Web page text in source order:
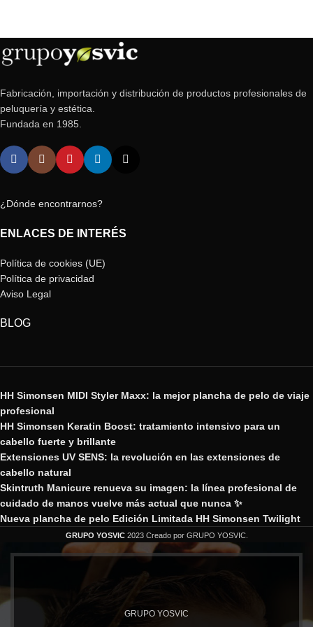
Fabricación, importación y distribución de productos profesionales de
peluquería y estética.
Fundada en 1985.
¿Dónde encontrarnos?
ENLACES DE INTERÉS
Política de cookies (UE)
Política de privacidad
Aviso Legal
BLOG
HH Simonsen MIDI Styler Maxx: la mejor plancha de pelo de viaje
profesional
HH Simonsen Keratin Boost: tratamiento intensivo para un
cabello fuerte y brillante
Extensiones UV SENS: la revolución en las extensiones de
cabello natural
Skintruth Manicure renueva su imagen: la línea profesional de
cuidado de manos vuelve más actual que nunca ✨
Nueva plancha de pelo Edición Limitada HH Simonsen Twilight
GRUPO YOSVIC 2023 Creado por GRUPO YOSVIC.
GRUPO YOSVIC